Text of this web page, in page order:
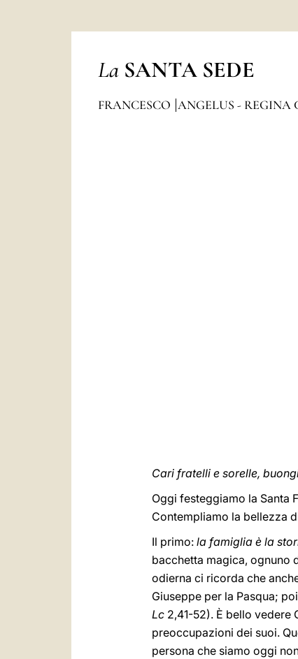
La SANTA SEDE
FRANCESCO ANGELUS - REGINA
Cari fratelli e sorelle,
Oggi festeggiamo la Santa
Contempliamo la bellezza
Il primo: la famiglia è la
bacchetta magica, ognuno
odierna ci ricorda che
Giuseppe per la Pasqua;
Lc 2,41-52). È bello vedere
preoccupazioni dei suoi.
persona che siamo oggi